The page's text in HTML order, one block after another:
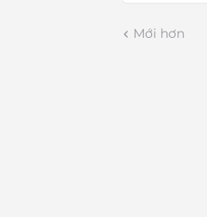
Mới hơn